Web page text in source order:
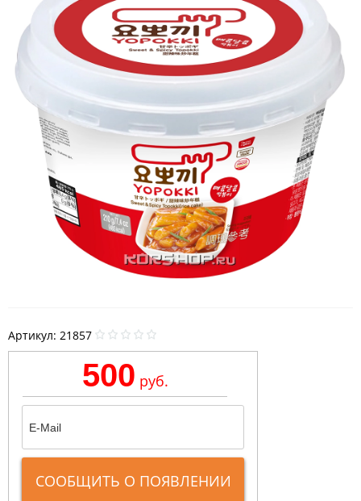
Артикул: 21857
500 руб.
СООБЩИТЬ О ПОЯВЛЕНИИ